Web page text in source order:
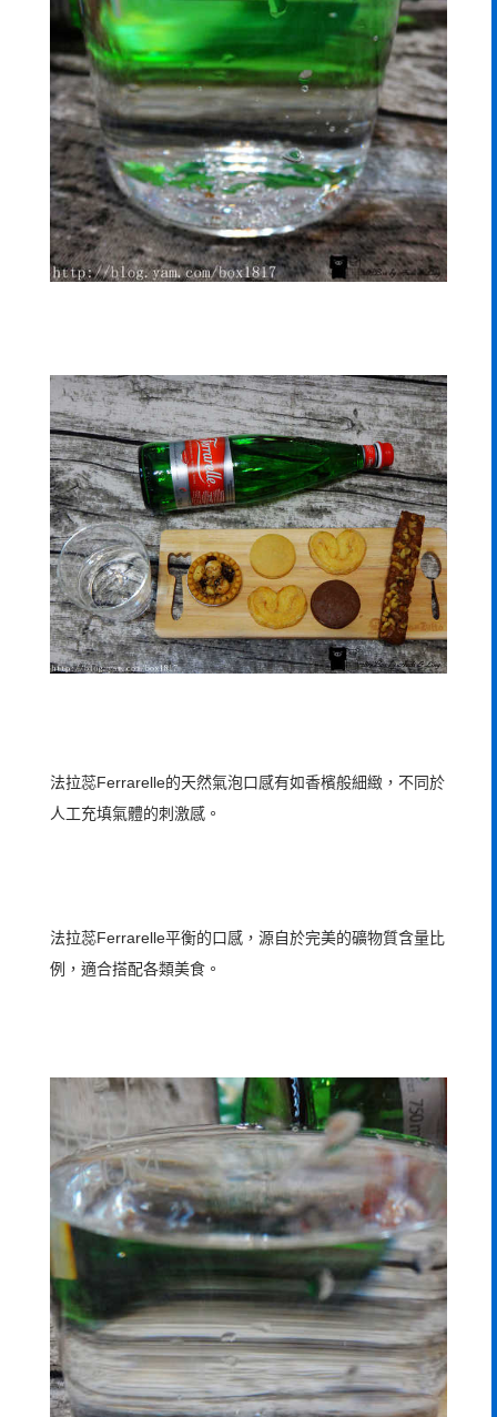
法拉蕊Ferrarelle的天然氣泡口感有如香檳般細緻，不同於
人工充填氣體的刺激感。
法拉蕊Ferrarelle平衡的口感，源自於完美的礦物質含量比
例，適合搭配各類美食。